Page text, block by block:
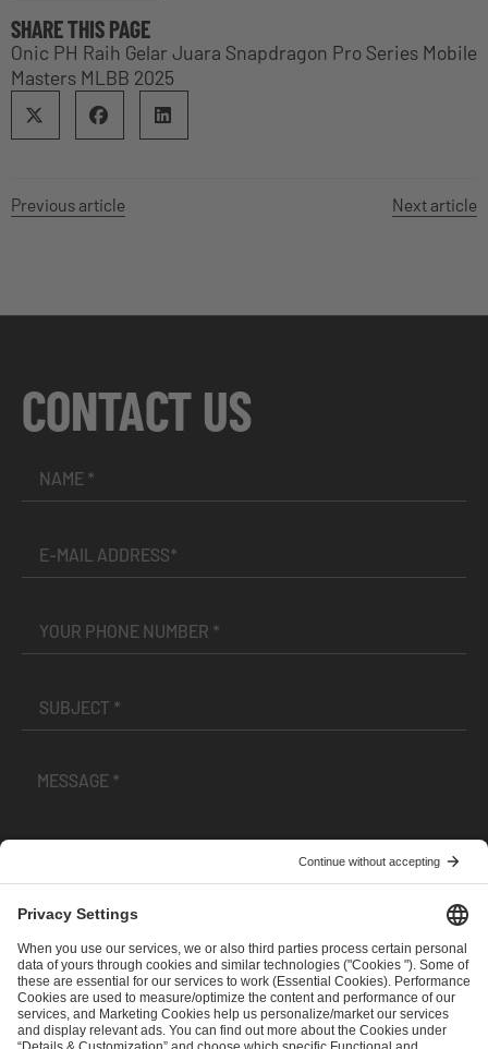
SHARE THIS PAGE
Onic PH Raih Gelar Juara Snapdragon Pro Series Mobile
Masters MLBB 2025
Previous article Next article
CONTACT US
andPrivacy Policy